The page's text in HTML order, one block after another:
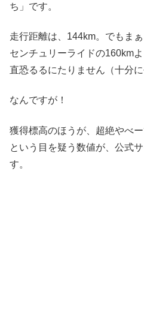
ち」です。
走行距離は、144km。でもま
センチュリーライドの160km
直恐るるにたりません（十分に
なんですが！
獲得標高のほうが、超絶やべ
という目を疑う数値が、公式
す。